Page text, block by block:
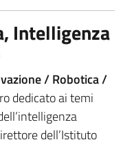
Intelligenza
/ Robotica /
dedicato ai temi
dell’Istituto